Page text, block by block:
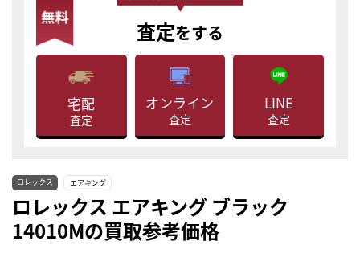
査定をする
宅配
査定
オンライン
査定
LINE
査定
ロレックス エアキング
ロレックス エアキング ブラック
14010Mの買取参考価格